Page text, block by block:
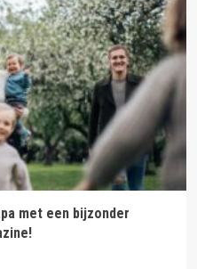
met een bijzonder